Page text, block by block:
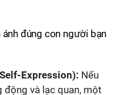
đúng con người bạn
Expression): Nếu
động và lạc quan, một